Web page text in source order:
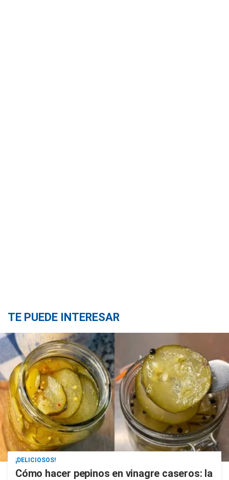
TE PUEDE INTERESAR
¡DELICIOSOS!
Cómo hacer pepinos en vinagre caseros: la